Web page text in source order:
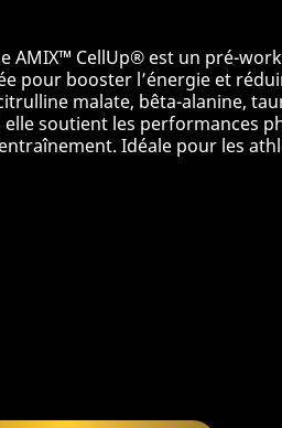
AMIX™ CellUp® est un pré-
pour booster l’énergie et
malate, bêta-alanine,
elle soutient les performances
Idéale pour les